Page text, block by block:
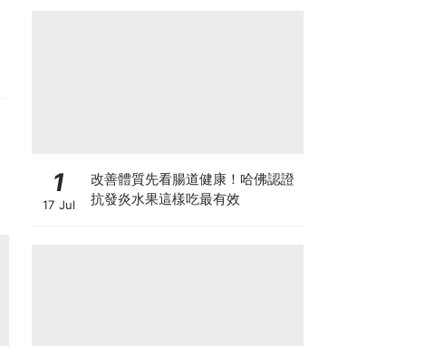
1
17 Jul
改善體質先看腸道健康！哈佛認證
抗發炎水果這樣吃最有效